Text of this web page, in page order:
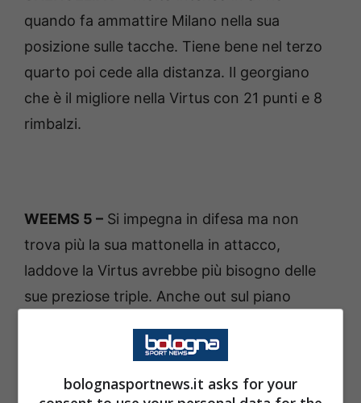
quando fa ammattire Milano nella sua
posizione sulle tacche. Tiene bene nel terzo
quarto poi cede alla distanza. Il georgiano
che è il migliore nella Virtus con 21 punti e 8
rimbalzi.
WEEMS 5 – Si impegna in difesa ma non
trova più la sua mattonella in attacco,
laddove la Virtus avrebbe più bisogno delle
sue preziose triple. Anche out sul piano
bolognasportnews.it asks for your